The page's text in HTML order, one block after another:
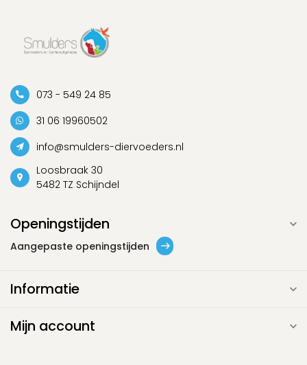
073 - 549 24 85
31 06 19960502
info@smulders-diervoeders.nl
Loosbraak 30
5482 TZ Schijndel
Openingstijden
Aangepaste openingstijden
Informatie
Mijn account